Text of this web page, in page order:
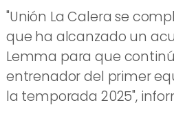
​"Unión La Calera se
que ha alcanzado un
Lemma para que
entrenador del primer
la temporada 2025",